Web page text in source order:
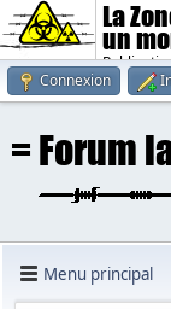
La
un
Connexion
Menu principal